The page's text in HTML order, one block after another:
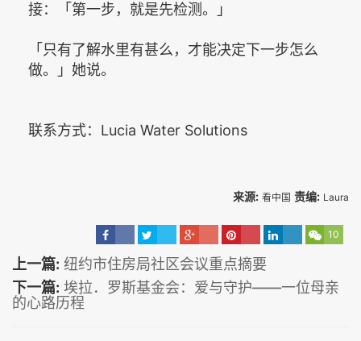
接：「第一步，就是先检测。」
「只有了解水里有甚么，才能决定下一步怎么
做。」她说。
联系方式：Lucia Water Solutions
来源: 看中国 责编: Laura
10
上一篇: 纽约市住房局社区会议重点摘要
下一篇: 埃拉．罗斯基金会：爱与守护——一位母亲
的心路历程